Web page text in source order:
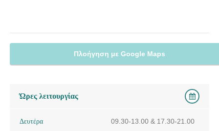
ΠΑΙΔΙΑΤΡΟΣ ΛΑΡΙΣΑ | ΚΑΡΔΟΥΛΑΣ ΑΧΙΛΛΕΑΣ---
ΠΑΙΔΙΑΤΡΟΣ ΛΑΡΙΣΑ | ΚΑΡΔΟΥΛΑΣ ΑΧΙΛΛΕΑΣ---
ΠΑΙΔΙΑΤΡΟΣ ΛΑΡΙΣΑ | ΚΑΡΔΟΥΛΑΣ ΑΧΙΛΛΕΑΣ---
Πλοήγηση με Google Maps
Ώρες λειτουργίας
Δευτέρα
09.30-13.00 & 17.30-21.00